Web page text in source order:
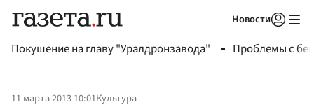
Новости
Покушение на главу "Уралдронзавода" Проблемы с
11 марта 2013 10:01Культура